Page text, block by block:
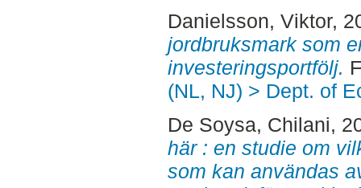
Danielsson, Viktor,
jordbruksmark som
investeringsportfölj.
(NL, NJ) > Dept. of
De Soysa, Chilani,
här : en studie om
som kan användas